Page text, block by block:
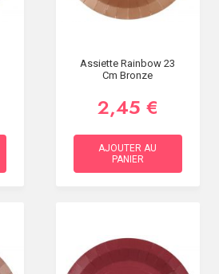
Assiette Rainbow 23
Cm Bronze
2,45 €
AJOUTER AU
PANIER